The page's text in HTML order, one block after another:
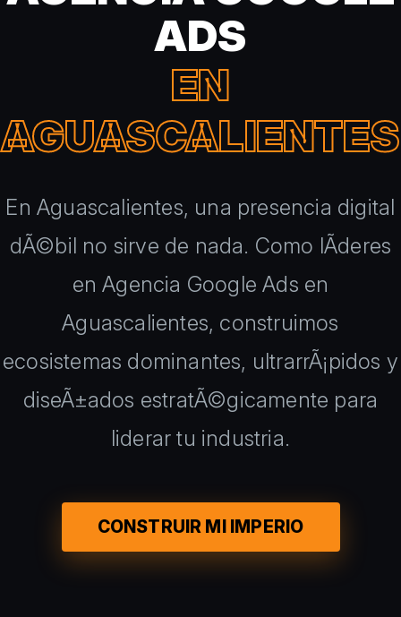
ADS
EN
AGUASCALIENTES
En Aguascalientes, una presencia digital
dÃ©bil no sirve de nada. Como lÃ­deres
en Agencia Google Ads en
Aguascalientes, construimos
ecosistemas dominantes, ultrarrÃ¡pidos y
diseÃ±ados estratÃ©gicamente para
liderar tu industria.
CONSTRUIR MI IMPERIO